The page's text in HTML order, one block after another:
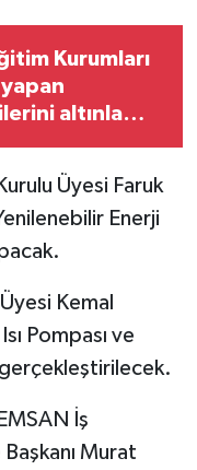
Kurumları
altınla
Üyesi Faruk
Enerji
Kemal
Pompası ve
gerçekleştirilecek.
İş
Murat